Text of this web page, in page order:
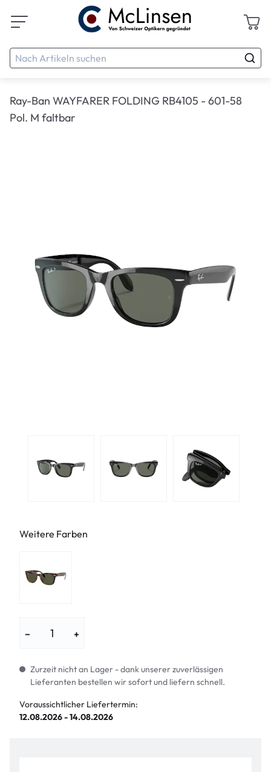
Ray-Ban WAYFARER FOLDING RB4105 - 601-58
Pol. M faltbar
Weitere Farben
− +
Zurzeit nicht an Lager - dank unserer zuverlässigen
Lieferanten bestellen wir sofort und liefern schnell.
Voraussichtlicher Liefertermin:
12.08.2026 - 14.08.2026